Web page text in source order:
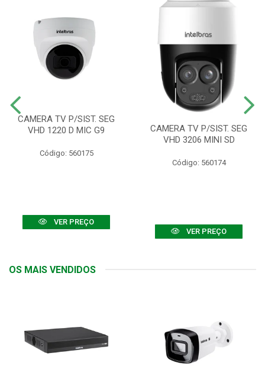
CAMERA TV P/SIST. SEG
VHD 1220 D MIC G9
Código: 560175
VER PREÇO
CAMERA TV P/SIST. SEG
VHD 3206 MINI SD
Código: 560174
VER PREÇO
OS MAIS VENDIDOS